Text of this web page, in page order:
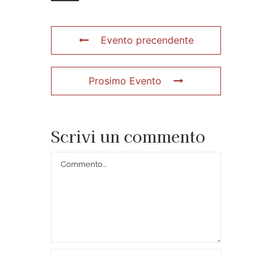
Evento precendente
Prosimo Evento
Scrivi un commento
Commento